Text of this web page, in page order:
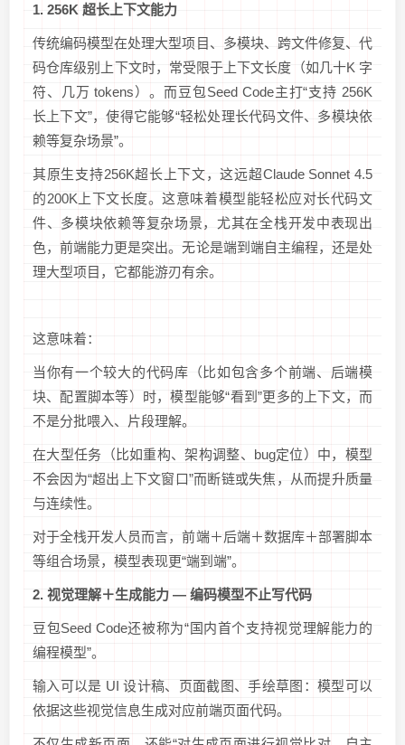
1. 256K 超长上下文能力
传统编码模型在处理大型项目、多模块、跨文件修复、代
码仓库级别上下文时，常受限于上下文长度（如几十K 字
符、几万 tokens）。而豆包Seed Code主打“支持 256K
长上下文”，使得它能够“轻松处理长代码文件、多模块依
赖等复杂场景”。
其原生支持256K超长上下文，这远超Claude Sonnet 4.5
的200K上下文长度。这意味着模型能轻松应对长代码文
件、多模块依赖等复杂场景，尤其在全栈开发中表现出
色，前端能力更是突出。无论是端到端自主编程，还是处
理大型项目，它都能游刃有余。
这意味着：
当你有一个较大的代码库（比如包含多个前端、后端模
块、配置脚本等）时，模型能够“看到”更多的上下文，而
不是分批喂入、片段理解。
在大型任务（比如重构、架构调整、bug定位）中，模型
不会因为“超出上下文窗口”而断链或失焦，从而提升质量
与连续性。
对于全栈开发人员而言，前端＋后端＋数据库＋部署脚本
等组合场景，模型表现更“端到端”。
2. 视觉理解＋生成能力 — 编码模型不止写代码
豆包Seed Code还被称为“国内首个支持视觉理解能力的
编程模型”。
输入可以是 UI 设计稿、页面截图、手绘草图：模型可以
依据这些视觉信息生成对应前端页面代码。